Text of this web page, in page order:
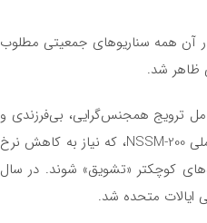
در آن همه سناریوهای جمعیتی مطلوب
ظاهر شد.
ترویج همجنس‌گرایی، بی‌فرزندی و
سقط جنین می‌شود، لابی شده و از آنها حمایت مالی می‌شود. گزارش شورای امنیت ملی NSSM-200، که نیاز به کاهش نرخ
کوچکتر «تشویق» شوند. در سال